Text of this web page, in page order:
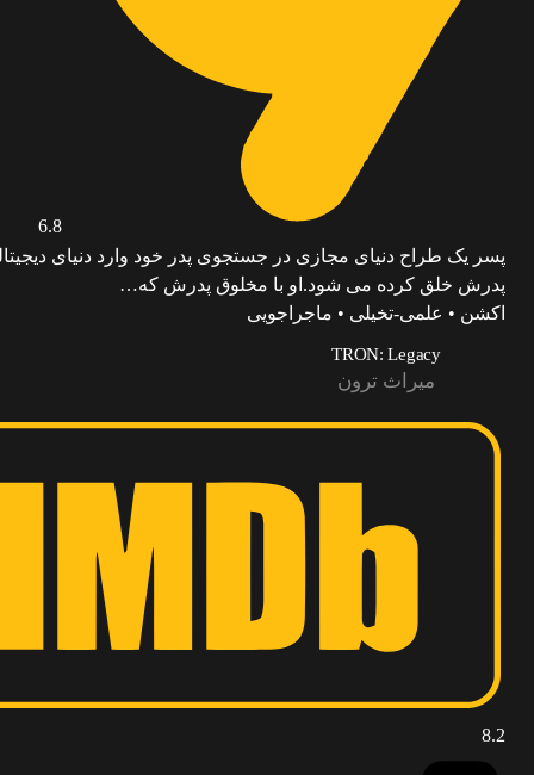
6.8
پسر یک طراح دنیای مجازی در جستجوی پدر خود وارد دنیای
پدرش خلق کرده می شود.او با مخلوق پدرش که…
اکشن • علمی-تخیلی • ماجراجویی
TRON: Legacy
میراث ترون
8.2